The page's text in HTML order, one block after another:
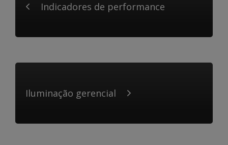
Indicadores de performance
Iluminação gerencial